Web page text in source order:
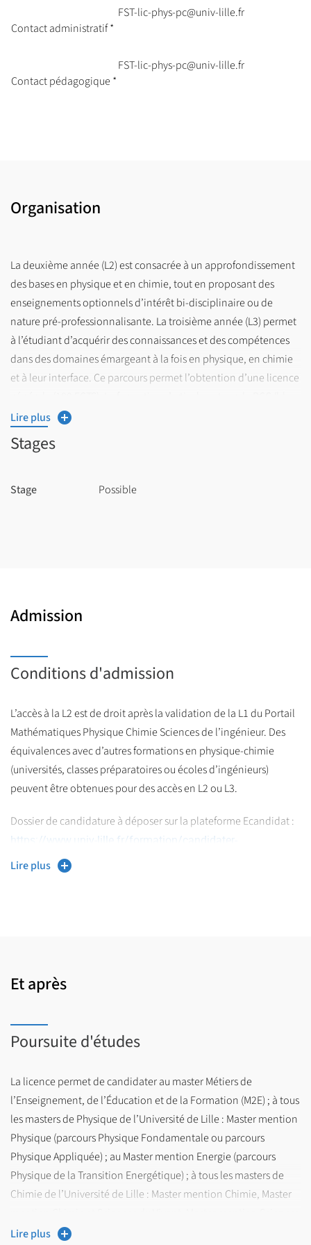
Contact administratif *
FST-lic-phys-pc@univ-lille.fr
Contact pédagogique *
FST-lic-phys-pc@univ-lille.fr
Organisation
La deuxième année (L2) est consacrée à un approfondissement
des bases en physique et en chimie, tout en proposant des
enseignements optionnels d’intérêt bi-disciplinaire ou de
nature pré-professionnalisante. La troisième année (L3) permet
à l’étudiant d’acquérir des connaissances et des compétences
dans des domaines émargeant à la fois en physique, en chimie
et à leur interface. Ce parcours permet l’obtention d’une licence
de connaissances et compétences).
Lire plus
Stages
Stage Possible
Admission
Conditions d'admission
L’accès à la L2 est de droit après la validation de la L1 du Portail
Mathématiques Physique Chimie Sciences de l’ingénieur. Des
équivalences avec d’autres formations en physique-chimie
(universités, classes préparatoires ou écoles d’ingénieurs)
peuvent être obtenues pour des accès en L2 ou L3.
Dossier de candidature à déposer sur la plateforme Ecandidat :
https://www.univ-lille.fr/formation/candidater-
sinscrire/ecandidat
Lire plus
Et après
Poursuite d'études
La licence permet de candidater au master Métiers de
l’Enseignement, de l’Éducation et de la Formation (M2E) ; à tous
les masters de Physique de l’Université de Lille : Master mention
Physique (parcours Physique Fondamentale ou parcours
Physique Appliquée) ; au Master mention Energie (parcours
Physique de la Transition Energétique) ; à tous les masters de
Chimie de l’Université de Lille : Master mention Chimie, Master
de l’eau ; au master Physical and Analytical Chemistry (parcours
Lire plus